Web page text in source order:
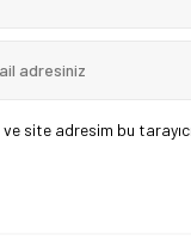
site adresim bu